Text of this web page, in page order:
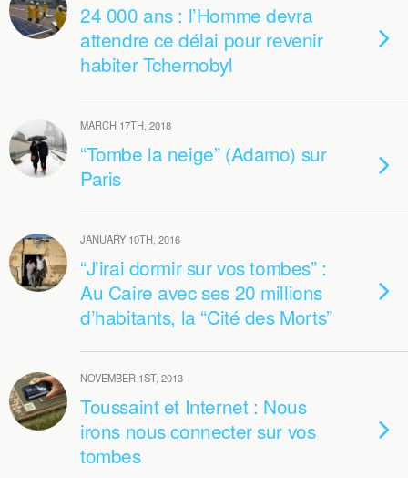
24 000 ans : l’Homme devra
attendre ce délai pour revenir
habiter Tchernobyl
MARCH 17TH, 2018
“Tombe la neige” (Adamo) sur
Paris
JANUARY 10TH, 2016
“J’irai dormir sur vos tombes” :
Au Caire avec ses 20 millions
d’habitants, la “Cité des Morts”
NOVEMBER 1ST, 2013
Toussaint et Internet : Nous
irons nous connecter sur vos
tombes